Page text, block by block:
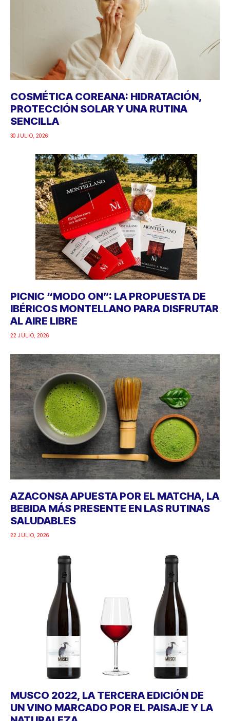
COSMÉTICA COREANA: HIDRATACIÓN,
PROTECCIÓN SOLAR Y UNA RUTINA
SENCILLA
30 JULIO, 2026
PICNIC “MODO ON”: LA PROPUESTA DE
IBÉRICOS MONTELLANO PARA DISFRUTAR
AL AIRE LIBRE
22 JULIO, 2026
AZACONSA APUESTA POR EL MATCHA, LA
BEBIDA MÁS PRESENTE EN LAS RUTINAS
SALUDABLES
22 JULIO, 2026
MUSCO 2022, LA TERCERA EDICIÓN DE
UN VINO MARCADO POR EL PAISAJE Y LA